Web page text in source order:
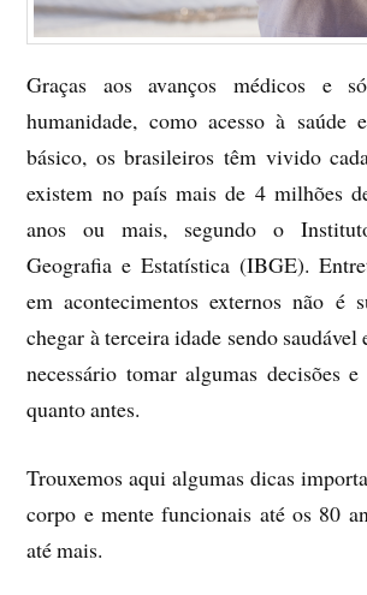
Graças aos avanços médicos e
humanidade, como acesso à saúde
básico, os brasileiros têm vivido
existem no país mais de 4 milhões
anos ou mais, segundo o
Geografia e Estatística (IBGE).
em acontecimentos externos não é
chegar à terceira idade sendo saudável
necessário tomar algumas decisões
quanto antes.
Trouxemos aqui algumas dicas
corpo e mente funcionais até os 80
até mais.